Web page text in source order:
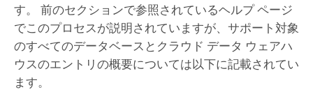
す。 前のセクションで参照されているヘルプ ページ
でこのプロセスが説明されていますが、サポート対象
のすべてのデータベースとクラウド データ ウェアハ
ウスのエントリの概要については以下に記載されてい
ます。